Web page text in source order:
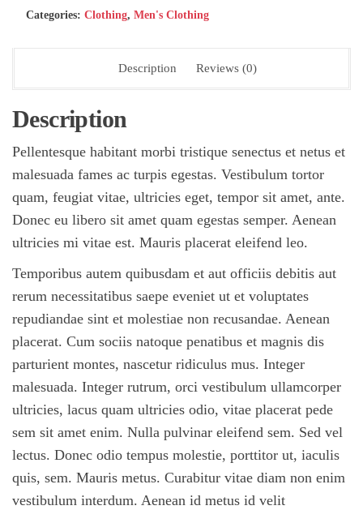
quantity
Categories: Clothing, Men's Clothing
Description Reviews (0)
Description
Pellentesque habitant morbi tristique senectus et netus et
malesuada fames ac turpis egestas. Vestibulum tortor
quam, feugiat vitae, ultricies eget, tempor sit amet, ante.
Donec eu libero sit amet quam egestas semper. Aenean
ultricies mi vitae est. Mauris placerat eleifend leo.
Temporibus autem quibusdam et aut officiis debitis aut
rerum necessitatibus saepe eveniet ut et voluptates
repudiandae sint et molestiae non recusandae. Aenean
placerat. Cum sociis natoque penatibus et magnis dis
parturient montes, nascetur ridiculus mus. Integer
malesuada. Integer rutrum, orci vestibulum ullamcorper
ultricies, lacus quam ultricies odio, vitae placerat pede
sem sit amet enim. Nulla pulvinar eleifend sem. Sed vel
lectus. Donec odio tempus molestie, porttitor ut, iaculis
quis, sem. Mauris metus. Curabitur vitae diam non enim
vestibulum interdum. Aenean id metus id velit